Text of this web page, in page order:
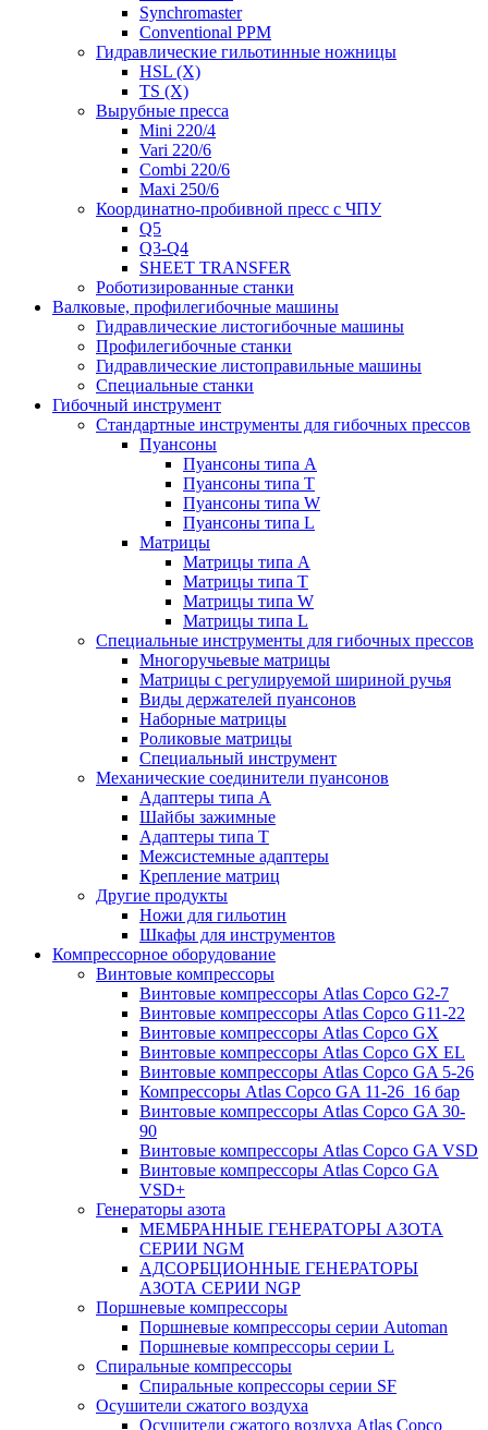
Synchromaster
Conventional PPM
Гидравлические гильотинные ножницы
HSL (X)
TS (X)
Вырубные пресса
Mini 220/4
Vari 220/6
Combi 220/6
Maxi 250/6
Координатно-пробивной пресс с ЧПУ
Q5
Q3-Q4
SHEET TRANSFER
Роботизированные станки
Валковые, профилегибочные машины
Гидравлические листогибочные машины
Профилегибочные станки
Гидравлические листоправильные машины
Специальные станки
Гибочный инструмент
Стандартные инструменты для гибочных прессов
Пуансоны
Пуансоны типа A
Пуансоны типа T
Пуансоны типа W
Пуансоны типа L
Матрицы
Матрицы типа A
Матрицы типа T
Матрицы типа W
Матрицы типа L
Специальные инструменты для гибочных прессов
Многоручьевые матрицы
Матрицы с регулируемой шириной ручья
Виды держателей пуансонов
Наборные матрицы
Роликовые матрицы
Специальный инструмент
Механические соединители пуансонов
Адаптеры типа A
Шайбы зажимные
Адаптеры типа T
Межсистемные адаптеры
Крепление матриц
Другие продукты
Ножи для гильотин
Шкафы для инструментов
Компрессорное оборудование
Винтовые компрессоры
Винтовые компрессоры Atlas Copco G2-7
Винтовые компрессоры Atlas Copco G11-22
Винтовые компрессоры Atlas Copco GX
Винтовые компрессоры Atlas Copco GX EL
Винтовые компрессоры Atlas Copco GA 5-26
Компрессоры Atlas Copco GA 11-26_16 бар
Винтовые компрессоры Atlas Copco GA 30-
90
Винтовые компрессоры Atlas Copco GA VSD
Винтовые компрессоры Atlas Copco GA
VSD+
Генераторы азота
МЕМБРАННЫЕ ГЕНЕРАТОРЫ АЗОТА
СЕРИИ NGM
АДСОРБЦИОННЫЕ ГЕНЕРАТОРЫ
АЗОТА СЕРИИ NGP
Поршневые компрессоры
Поршневые компрессоры серии Automan
Поршневые компрессоры серии L
Спиральные компрессоры
Спиральные копрессоры серии SF
Осушители сжатого воздуха
Осушители сжатого воздуха Atlas Copco